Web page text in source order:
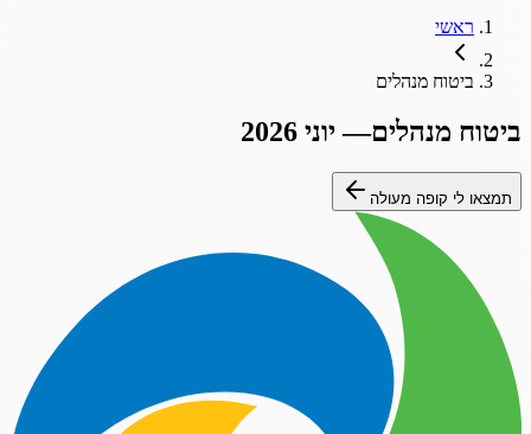
ראשי
ביטוח מנהלים
ביטוח מנהלים— יוני 2026
תמצאו לי קופה מעולה